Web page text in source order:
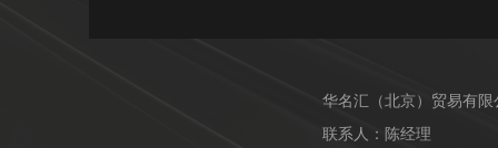
华名汇（北京）贸易有限
联系人：陈经理